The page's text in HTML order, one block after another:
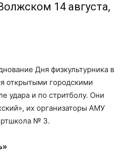
14 августа,
Дня физкультурника в
открытыми городскими
удара и по стритболу. Они
их организаторы АМУ
№ 3.